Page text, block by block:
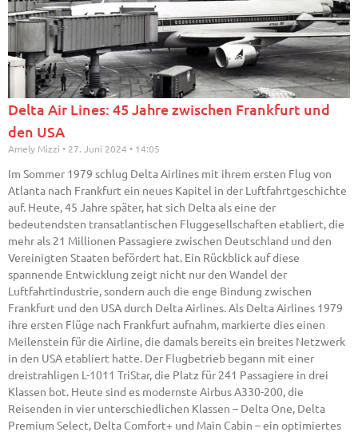
Delta Air Lines: 45 Jahre zwischen Frankfurt und
den USA
Amely Mizzi 27. Juni 2024 14:05
Im Sommer 1979 schlug Delta Airlines mit ihrem ersten Flug von
Atlanta nach Frankfurt ein neues Kapitel in der Luftfahrtgeschichte
auf. Heute, 45 Jahre später, hat sich Delta als eine der
bedeutendsten transatlantischen Fluggesellschaften etabliert, die
mehr als 21 Millionen Passagiere zwischen Deutschland und den
Vereinigten Staaten befördert hat. Ein Rückblick auf diese
spannende Entwicklung zeigt nicht nur den Wandel der
Luftfahrtindustrie, sondern auch die enge Bindung zwischen
Frankfurt und den USA durch Delta Airlines. Als Delta Airlines 1979
ihre ersten Flüge nach Frankfurt aufnahm, markierte dies einen
Meilenstein für die Airline, die damals bereits ein breites Netzwerk
in den USA etabliert hatte. Der Flugbetrieb begann mit einer
dreistrahligen L-1011 TriStar, die Platz für 241 Passagiere in drei
Klassen bot. Heute sind es modernste Airbus A330-200, die
Reisenden in vier unterschiedlichen Klassen – Delta One, Delta
Premium Select, Delta Comfort+ und Main Cabin – ein optimiertes